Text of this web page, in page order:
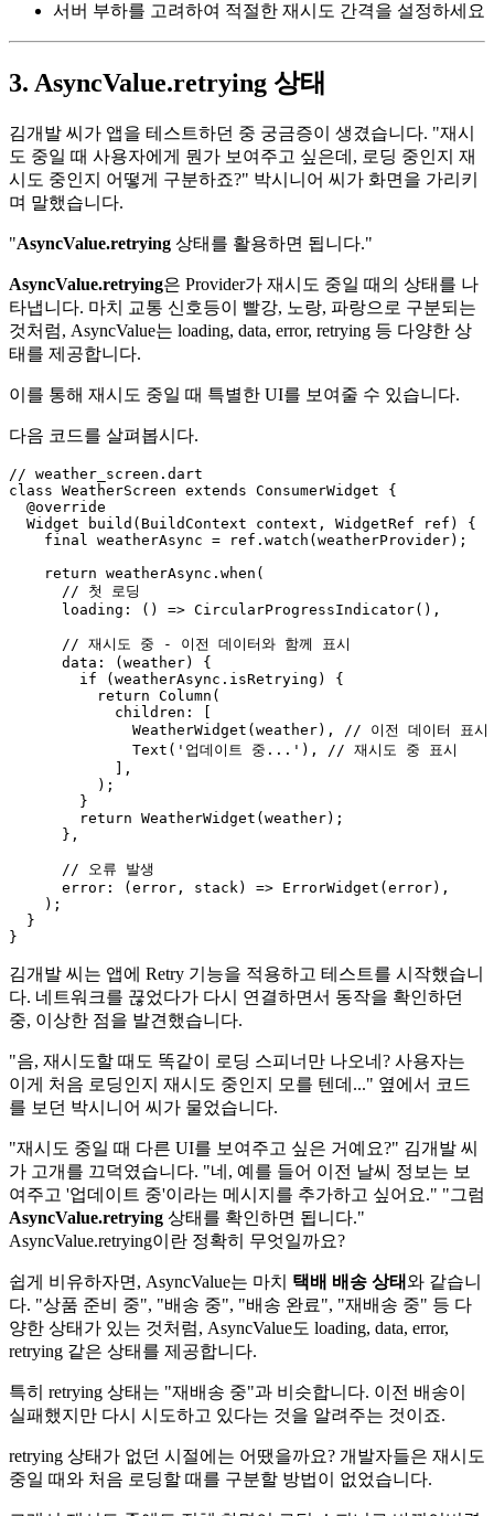
서버 부하를 고려하여 적절한 재시도 간격을 설정하세요
3. AsyncValue.retrying 상태
김개발 씨가 앱을 테스트하던 중 궁금증이 생겼습니다. "재시
도 중일 때 사용자에게 뭔가 보여주고 싶은데, 로딩 중인지 재
시도 중인지 어떻게 구분하죠?" 박시니어 씨가 화면을 가리키
며 말했습니다.
"AsyncValue.retrying 상태를 활용하면 됩니다."
AsyncValue.retrying은 Provider가 재시도 중일 때의 상태를 나
타냅니다. 마치 교통 신호등이 빨강, 노랑, 파랑으로 구분되는
것처럼, AsyncValue는 loading, data, error, retrying 등 다양한 상
태를 제공합니다.
이를 통해 재시도 중일 때 특별한 UI를 보여줄 수 있습니다.
다음 코드를 살펴봅시다.
// weather_screen.dart
class WeatherScreen extends ConsumerWidget {
  @override
  Widget build(BuildContext context, WidgetRef ref) {
    final weatherAsync = ref.watch(weatherProvider);
    return weatherAsync.when(
      // 첫 로딩
      loading: () => CircularProgressIndicator(),
      // 재시도 중 - 이전 데이터와 함께 표시
      data: (weather) {
        if (weatherAsync.isRetrying) {
          return Column(
            children: [
              WeatherWidget(weather), // 이전 데이터 표시
              Text('업데이트 중...'), // 재시도 중 표시
            ],
          );
        }
        return WeatherWidget(weather);
      },
      // 오류 발생
      error: (error, stack) => ErrorWidget(error),
    );
  }
김개발 씨는 앱에 Retry 기능을 적용하고 테스트를 시작했습니
다. 네트워크를 끊었다가 다시 연결하면서 동작을 확인하던
중, 이상한 점을 발견했습니다.
"음, 재시도할 때도 똑같이 로딩 스피너만 나오네? 사용자는
이게 처음 로딩인지 재시도 중인지 모를 텐데..." 옆에서 코드
를 보던 박시니어 씨가 물었습니다.
"재시도 중일 때 다른 UI를 보여주고 싶은 거예요?" 김개발 씨
가 고개를 끄덕였습니다. "네, 예를 들어 이전 날씨 정보는 보
여주고 '업데이트 중'이라는 메시지를 추가하고 싶어요." "그럼
AsyncValue.retrying 상태를 확인하면 됩니다."
AsyncValue.retrying이란 정확히 무엇일까요?
쉽게 비유하자면, AsyncValue는 마치 택배 배송 상태와 같습니
다. "상품 준비 중", "배송 중", "배송 완료", "재배송 중" 등 다
양한 상태가 있는 것처럼, AsyncValue도 loading, data, error,
retrying 같은 상태를 제공합니다.
특히 retrying 상태는 "재배송 중"과 비슷합니다. 이전 배송이
실패했지만 다시 시도하고 있다는 것을 알려주는 것이죠.
retrying 상태가 없던 시절에는 어땠을까요? 개발자들은 재시도
중일 때와 처음 로딩할 때를 구분할 방법이 없었습니다.